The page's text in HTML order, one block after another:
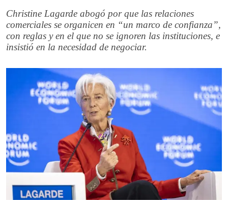
Christine Lagarde abogó por que las relaciones
comerciales se organicen en “un marco de confianza”,
con reglas y en el que no se ignoren las instituciones, e
insistió en la necesidad de negociar.